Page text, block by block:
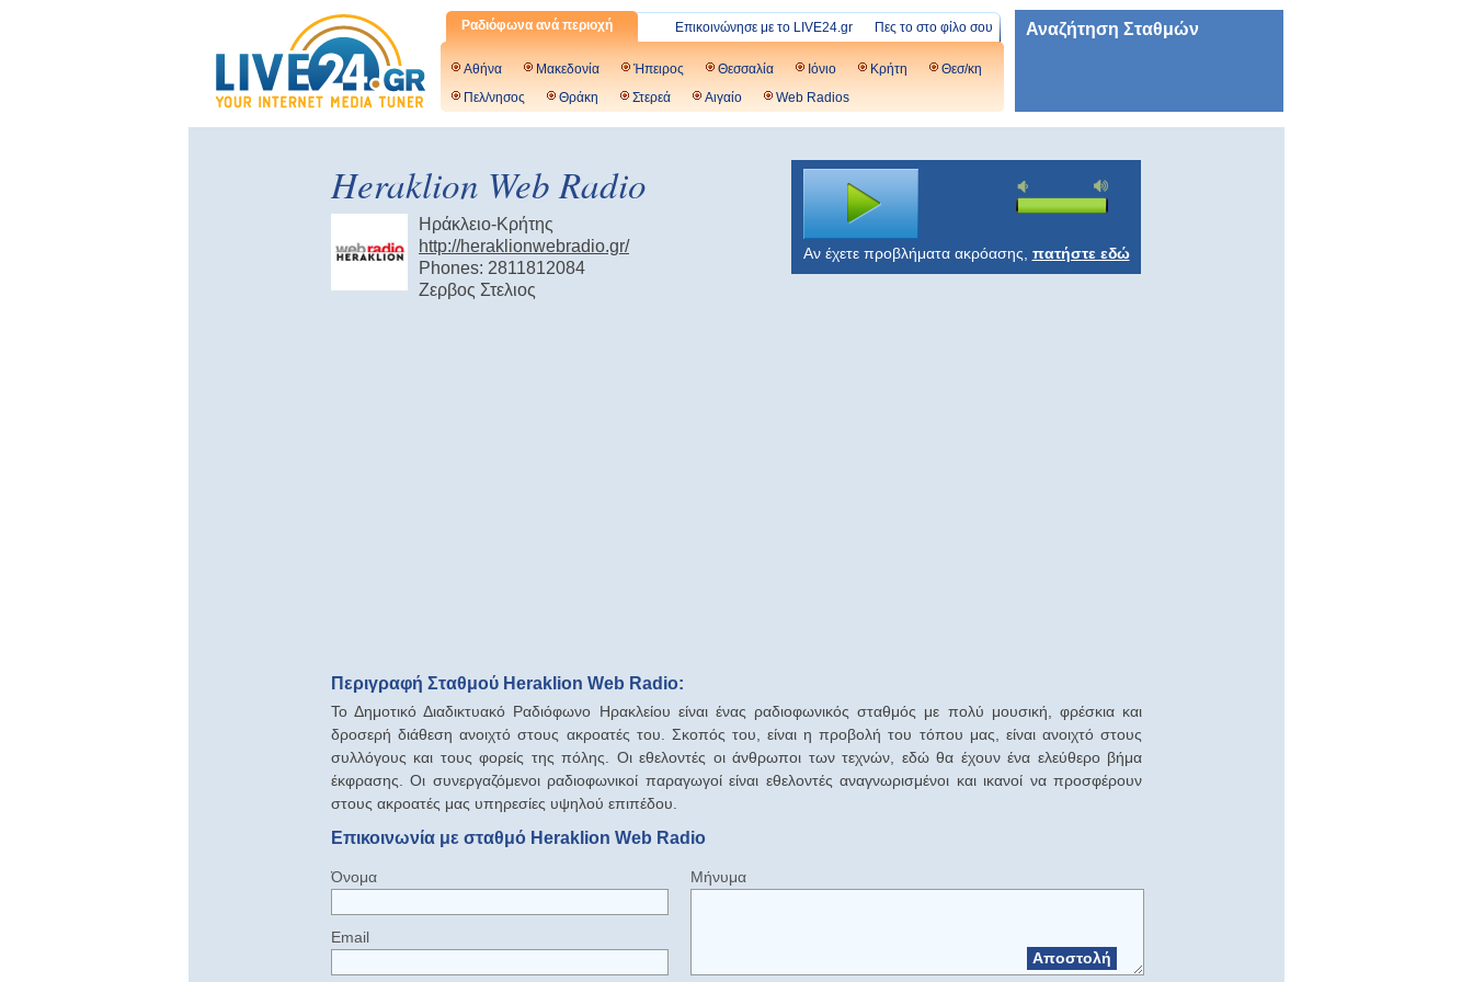
Ραδιόφωνα ανά περιοχή Πες το στο φίλο σου
Επικοινώνησε με το LIVE24.gr
Αθήνα Μακεδονία Ήπειρος Θεσσαλία Ιόνιο Κρήτη
Θεσ/κη
Πελ/νησος
Θράκη Στερεά Αιγαίο Web Radios
Αναζήτηση Σταθμών
Heraklion Web Radio
Ηράκλειο-Κρήτης
http://heraklionwebradio.gr/
Phones: 2811812084
Ζερβος Στελιος
Αν έχετε προβλήματα ακρόασης, πατήστε εδώ
Περιγραφή Σταθμού Heraklion Web Radio:
Το Δημοτικό Διαδικτυακό Ραδιόφωνο Ηρακλείου είναι ένας ραδιοφωνικός σταθμός με πολύ μουσική, φρέσκια και
δροσερή διάθεση ανοιχτό στους ακροατές του. Σκοπός του, είναι η προβολή του τόπου μας, είναι ανοιχτό στους
συλλόγους και τους φορείς της πόλης. Οι εθελοντές οι άνθρωποι των τεχνών, εδώ θα έχουν ένα ελεύθερο βήμα
έκφρασης. Οι συνεργαζόμενοι ραδιοφωνικοί παραγωγοί είναι εθελοντές αναγνωρισμένοι και ικανοί να προσφέρουν
στους ακροατές μας υπηρεσίες υψηλού επιπέδου.
Επικοινωνία με σταθμό Heraklion Web Radio
Όνομα
Email
Μήνυμα
Αποστολή